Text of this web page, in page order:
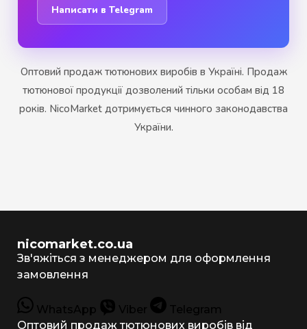
Написати в Telegram
Оптовий продаж тютюнових виробів в Україні. Продаж
тютюнової продукції дозволений тільки особам від 18
років. NicoMarket дотримується чинного законодавства
України.
nicomarket.co.ua
Зв'яжіться з менеджером для оформлення
замовлення
WhatsApp Viber
Telegram
Оптовий продаж тютюнових виробів від